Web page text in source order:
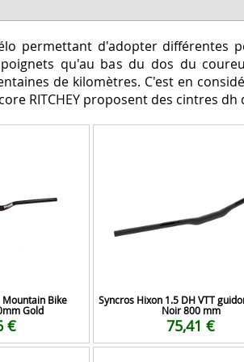
permettant d'adopter différentes
qu'au bas du dos du
de kilomètres. C'est en
RITCHEY proposent des cintres
Mountain Bike
Gold
€
Syncros Hixon 1.5 DH VTT
Noir 800 mm
75,41 €